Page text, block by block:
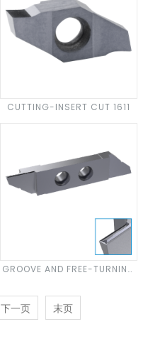
CUTTING-INSERT CUT 1611
GROOVE AND FREE-TURNING
下一页 末页